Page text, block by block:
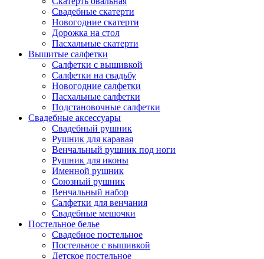
Свадебные скатерти
Новогодние скатерти
Дорожка на стол
Пасхальные скатерти
Вышитые салфетки
Салфетки с вышивкой
Салфетки на свадьбу
Новогодние салфетки
Пасхальные салфетки
Подстановочные салфетки
Свадебные аксессуары
Свадебный рушник
Рушник для каравая
Венчальный рушник под ноги
Рушник для иконы
Именной рушник
Союзный рушник
Венчальный набор
Салфетки для венчания
Свадебные мешочки
Постельное белье
Свадебное постельное
Постельное с вышивкой
Детское постельное